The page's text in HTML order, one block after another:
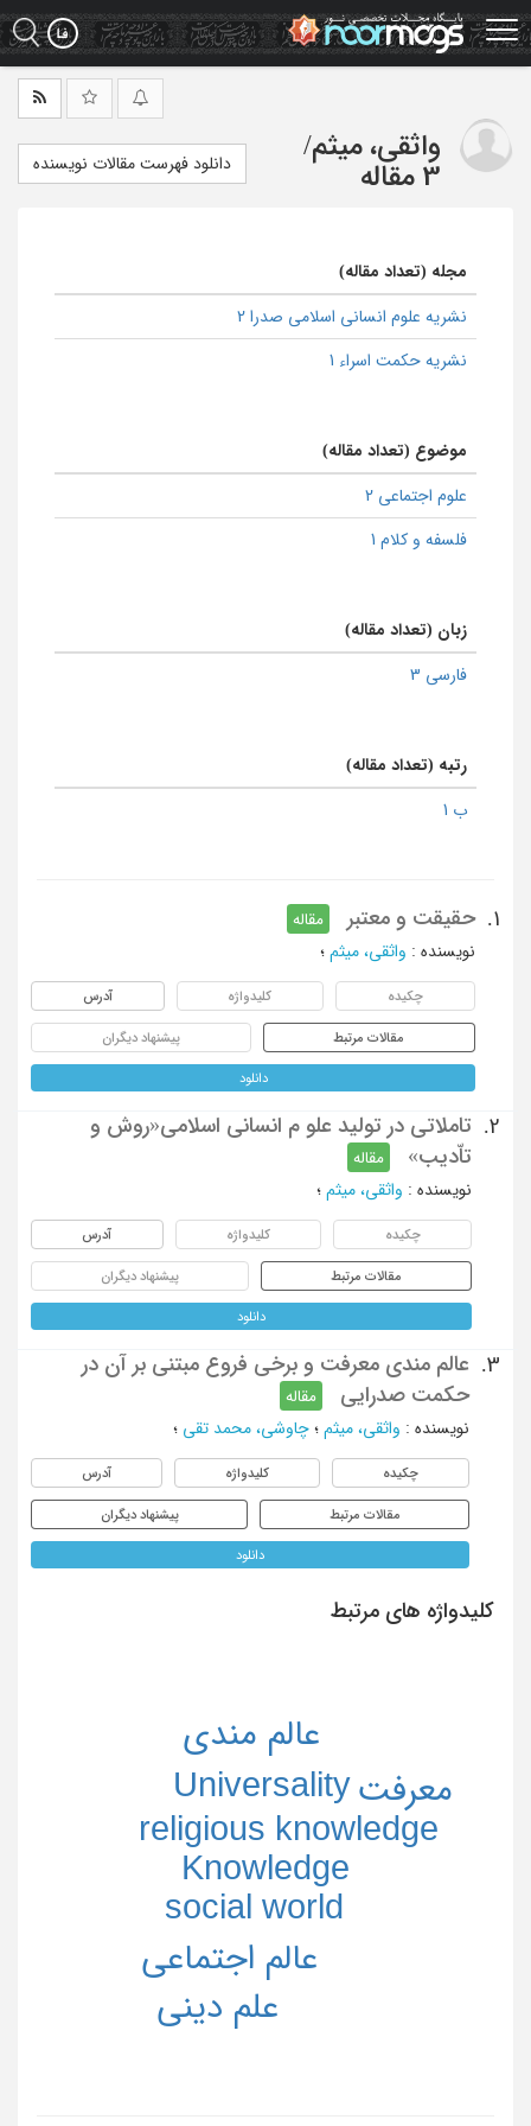
Skip
to
main
واثقی، میثم/
3 مقاله
دانلود فهرست مقالات نویسنده
مجله (تعداد مقاله)
نشریه علوم انسانی اسلامی صدرا 2
نشریه حکمت اسراء 1
موضوع (تعداد مقاله)
علوم اجتماعی 2
فلسفه و کلام 1
زبان (تعداد مقاله)
فارسی 3
رتبه (تعداد مقاله)
ب 1
1. حقیقت و معتبر
مقاله
نویسنده : واثقی، میثم ؛
چکیده کلیدواژه آدرس
مقالات مرتبط پیشنهاد دیگران
دانلود
2.
تاملاتی در تولید علو م انسانی اسلامی«روش و
تاّدیب»
مقاله
نویسنده : واثقی، میثم ؛
چکیده کلیدواژه آدرس
مقالات مرتبط پیشنهاد دیگران
دانلود
3.
عالم مندی معرفت و برخی فروع مبتنی بر آن در
حکمت صدرایی
مقاله
نویسنده : واثقی، میثم ؛ چاوشی، محمد تقی ؛
چکیده کلیدواژه آدرس
مقالات مرتبط پیشنهاد دیگران
دانلود
کلیدواژه های مرتبط
Knowledge
religious knowledge
social world
Universality
عالم اجتماعی
عالم مندی
علم دینی
معرفت